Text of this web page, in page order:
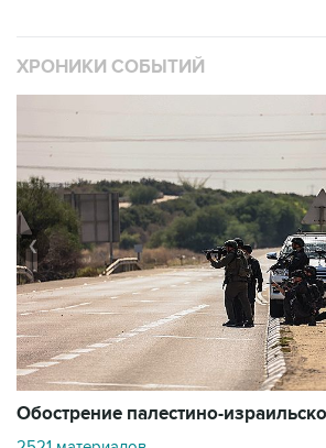
ХРОНИКИ СОБЫТИЙ
Обострение палестино-
❮